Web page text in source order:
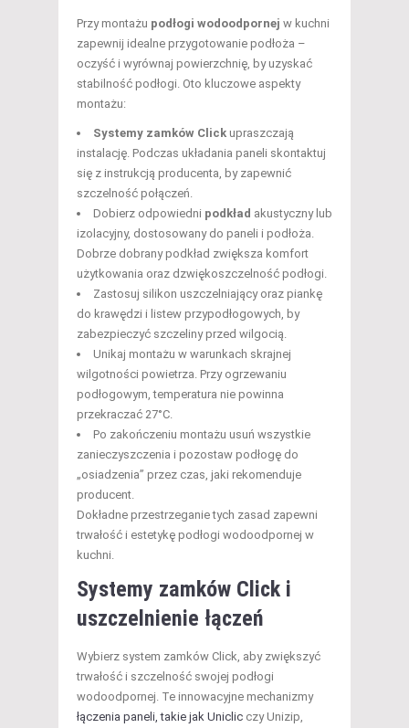
Przy montażu podłogi wodoodpornej w kuchni
zapewnij idealne przygotowanie podłoża –
oczyść i wyrównaj powierzchnię, by uzyskać
stabilność podłogi. Oto kluczowe aspekty
montażu:
Systemy zamków Click upraszczają
instalację. Podczas układania paneli skontaktuj
się z instrukcją producenta, by zapewnić
szczelność połączeń.
Dobierz odpowiedni podkład akustyczny lub
izolacyjny, dostosowany do paneli i podłoża.
Dobrze dobrany podkład zwiększa komfort
użytkowania oraz dzwiękoszczelność podłogi.
Zastosuj silikon uszczelniający oraz piankę
do krawędzi i listew przypodłogowych, by
zabezpieczyć szczeliny przed wilgocią.
Unikaj montażu w warunkach skrajnej
wilgotności powietrza. Przy ogrzewaniu
podłogowym, temperatura nie powinna
przekraczać 27°C.
Po zakończeniu montażu usuń wszystkie
zanieczyszczenia i pozostaw podłogę do
„osiadzenia” przez czas, jaki rekomenduje
producent.
Dokładne przestrzeganie tych zasad zapewni
trwałość i estetykę podłogi wodoodpornej w
kuchni.
Systemy zamków Click i
uszczelnienie łączeń
Wybierz system zamków Click, aby zwiększyć
trwałość i szczelność swojej podłogi
wodoodpornej. Te innowacyjne mechanizmy
łączenia paneli, takie jak Uniclic czy Unizip,